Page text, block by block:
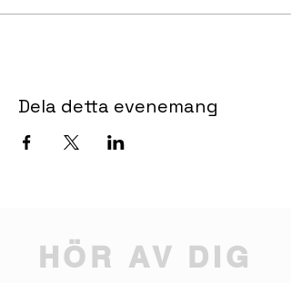
Dela detta evenemang
HÖR AV DIG